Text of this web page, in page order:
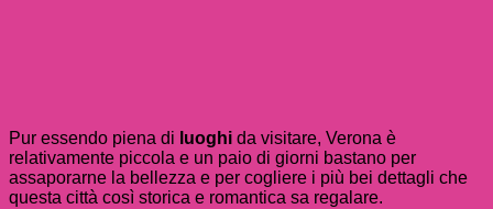
Pur essendo piena di luoghi da visitare, Verona è
relativamente piccola e un paio di giorni bastano per
assaporarne la bellezza e per cogliere i più bei dettagli che
questa città così storica e romantica sa regalare.